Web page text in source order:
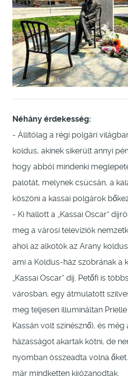
Néhány érdekesség:
- Állítólag a régi polgári
koldus, akinek sikerült annyi
hogy abból mindenki
palotát, melynek csúcsán, a
köszöni a kassai polgárok
- Ki hallott a „Kassai Oscar”
meg a városi televíziók
ahol az alkotók az Arany
ami a Koldus-ház szobrának a
„Kassai Oscar“ díj. Petőfi is
városban, egy átmulatott
meg teljesen illumináltan
Kassán volt színésznő), és még
házasságot akartak kötni, de
nyomban összeadta volna
már mindketten kijózanodtak.